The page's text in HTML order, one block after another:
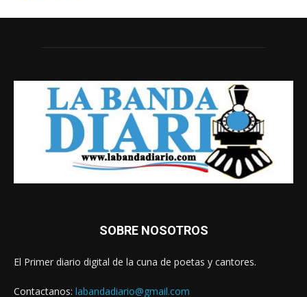
SOBRE NOSOTROS
El Primer diario digital de la cuna de poetas y cantores.
Contactanos: labandadiario@gmail.com